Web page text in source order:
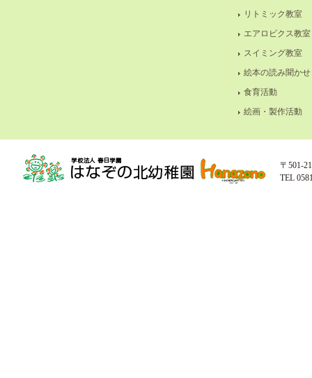
リトミック教室
エアロビクス教室
スイミング教室
絵本の読み聞かせ
食育活動
絵画・製作活動
〒501-
TEL